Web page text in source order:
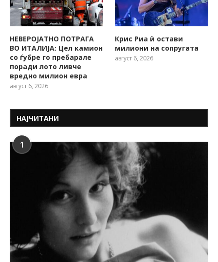
НЕВЕРОЈАТНО ПОТРАГА
ВО ИТАЛИЈА: Цел камион
со ѓубре го пребарале
поради лото ливче
вредно милион евра
август 6, 2026
Крис Риа ѝ остави
милиони на сопругата
август 6, 2026
НАЈЧИТАНИ
1